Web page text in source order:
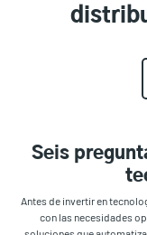
Seis
Antes de invertir en
con las necesidades